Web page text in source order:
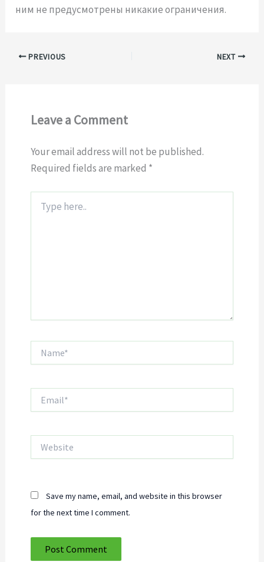
ним не предусмотрены никакие ограничения.
PREVIOUS NEXT
Leave a Comment
Your email address will not be published.
Required fields are marked *
here..
Save my name, email, and website in this browser
for the next time I comment.